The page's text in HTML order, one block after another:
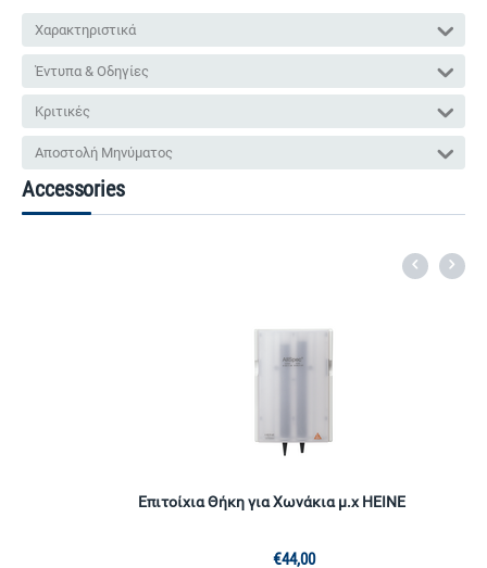
Χαρακτηριστικά
Έντυπα & Οδηγίες
Κριτικές
Αποστολή Μηνύματος
Accessories
Επιτοίχια Θήκη για Χωνάκια μ.χ HEINE